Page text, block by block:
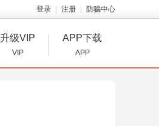
登录 注册 防骗中心
升级VIP
VIP
APP下载
APP